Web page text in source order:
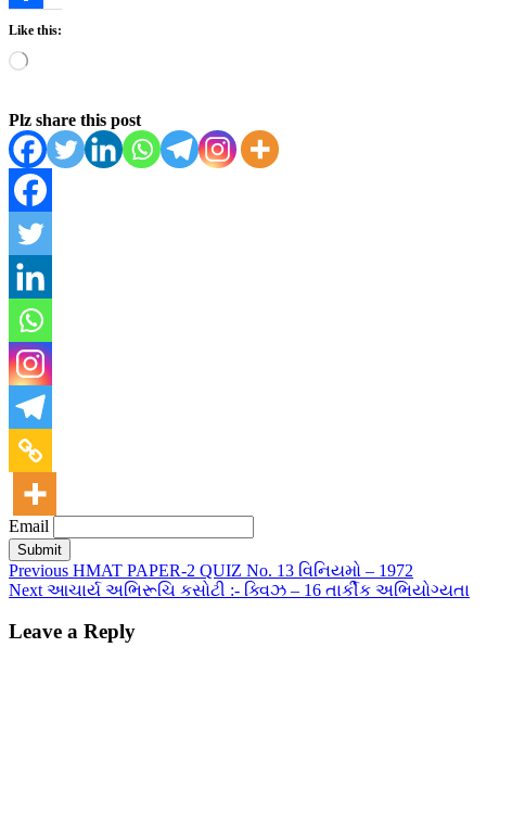
Share
Like this:
Plz share this post
Email
Previous HMAT PAPER-2 QUIZ No. 13 વિનિયમો – 1972
Next આચાર્ય અભિરૂચિ કસોટી :- ક્વિઝ – 16 તાર્કીક અભિયોગ્યતા
Leave a Reply